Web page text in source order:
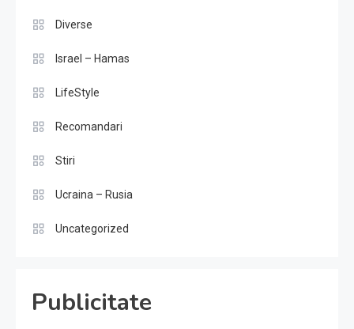
Diverse
Israel – Hamas
LifeStyle
Recomandari
Stiri
Ucraina – Rusia
Uncategorized
Publicitate